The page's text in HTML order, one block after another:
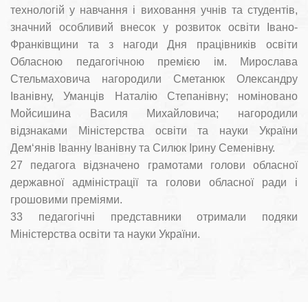
технологій у навчання і виховання учнів та студентів,
значний особливий внесок у розвиток освіти Івано-
Франківщини та з нагоди Дня працівників освіти
Обласною педагогічною премією ім. Мирослава
Стельмаховича нагородили Сметанюк Олександру
Іванівну, Уманців Наталію Степанівну; номіновано
Мойсишина Василя Михайловича; нагородили
відзнаками Міністерства освіти та науки України
Дем‘янів Іванну Іванівну та Силюк Ірину Семенівну.
27 педагога відзначено грамотами голови обласної
державної адміністрації та голови обласної ради і
грошовими преміями.
33 педагогічні представники отримали подяки
Міністерства освіти та науки України.